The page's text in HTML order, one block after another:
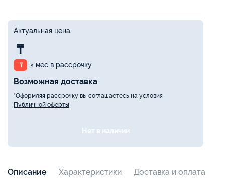
Актуальная цена
₸
₸ × мес в рассрочку
Возможная доставка
*Оформляя рассрочку вы соглашаетесь на условия
Публичной оферты
Нет в наличии
Описание Характеристики Доставка и оплата